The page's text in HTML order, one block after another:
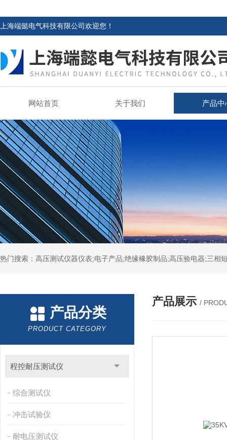
上海端懿电气科技有限公司欢迎您！
网站首页 关于我们 产品中
热门搜索：高压测试仪器仪表;电子产品;绝缘橡胶制品;高压验电器;三
产品分类
PRODUCT CATEGORY
程控耐压测试仪
综合测试仪
冲击试验仪
耐电压测试仪
产品展示 /